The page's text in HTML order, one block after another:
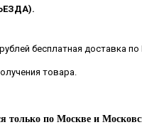
бесплатная доставка
товара.
только по Москве и